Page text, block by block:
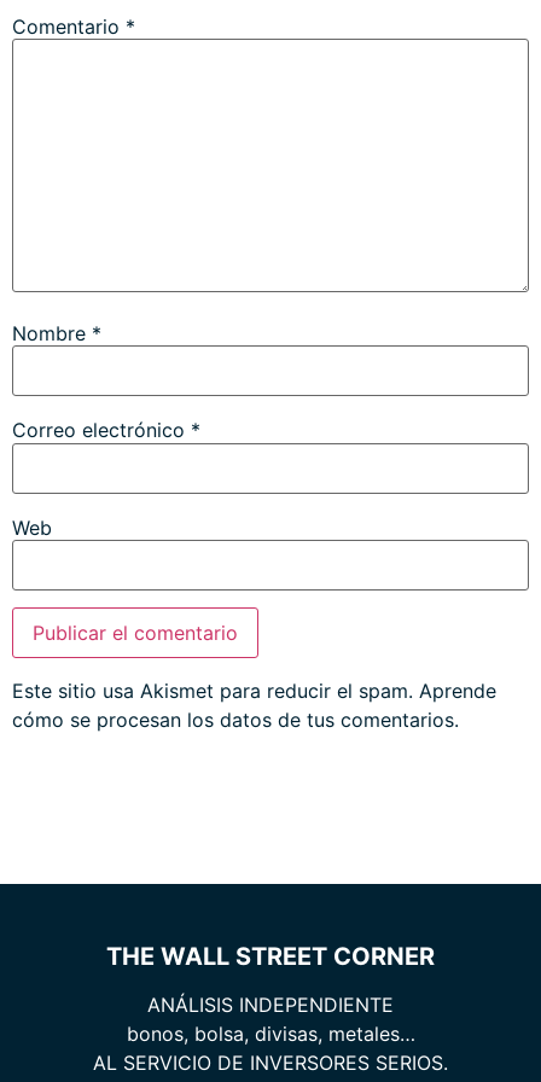
Comentario *
Nombre *
Correo electrónico *
Web
Este sitio usa Akismet para reducir el spam. Aprende
cómo se procesan los datos de tus comentarios.
THE WALL STREET CORNER
ANÁLISIS INDEPENDIENTE
bonos, bolsa, divisas, metales…
AL SERVICIO DE INVERSORES SERIOS.